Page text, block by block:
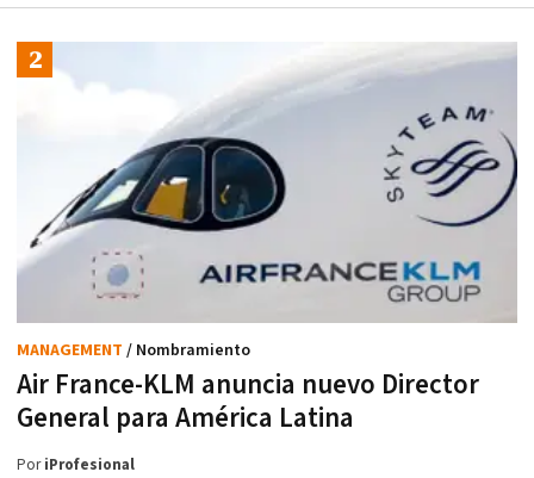
Air France-KLM anuncia nuevo Director
General para América Latina
MANAGEMENT / Nombramiento
PoriProfesional